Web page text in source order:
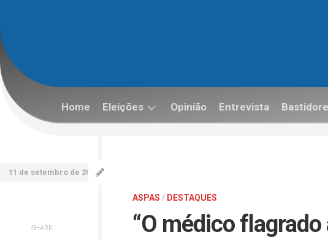
content
Home Eleições Opinião Entrevista
ASPAS / DESTAQUES
“O médico
11 de setembro de 2023
SHARE